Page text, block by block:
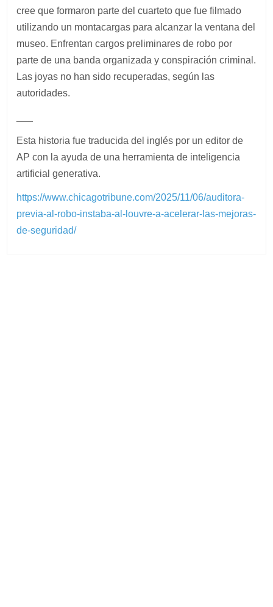
cree que formaron parte del cuarteto que fue filmado
utilizando un montacargas para alcanzar la ventana del
museo. Enfrentan cargos preliminares de robo por
parte de una banda organizada y conspiración criminal.
Las joyas no han sido recuperadas, según las
autoridades.
Esta historia fue traducida del inglés por un editor de
AP con la ayuda de una herramienta de inteligencia
artificial generativa.
https://www.chicagotribune.com/2025/11/06/auditora-
previa-al-robo-instaba-al-louvre-a-acelerar-las-mejoras-
de-seguridad/